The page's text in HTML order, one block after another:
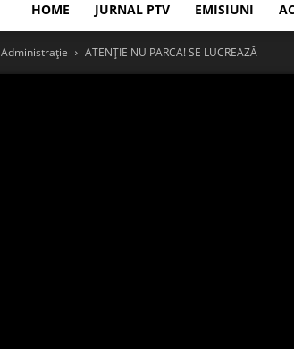
HOME JURNAL PTV EMISIUNI
Administrație ATENȚIE NU PARCA! SE LUCREAZĂ